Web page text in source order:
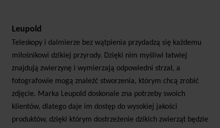
Leupold
Teleskopy i dalmierze bez wątpienia przydadzą się każdemu
miłośnikowi dzikiej przyrody. Dzięki nim myśliwi łatwiej
znajdują zwierzynę i wymierzają odpowiedni strzał, a
fotografowie mogą znaleźć stworzenia, którym chcą zrobić
zdjęcie. Marka Leupold doskonale zna potrzeby swoich
klientów, dlatego daje im dostęp do wysokiej jakości
produktów, dzięki którym dostrzeżenie dzikich zwierząt będzie